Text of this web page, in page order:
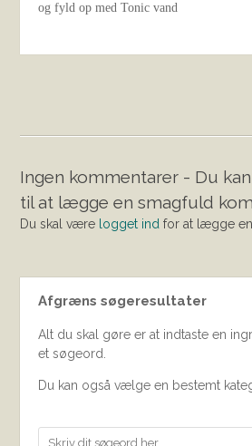
og fyld op med Tonic vand
Ingen kommentarer - Du
til at lægge en smagfuld
Du skal være logget ind for at lægge
Afgræns søgeresultater
Alt du skal gøre er at indtaste en
et søgeord.
Du kan også vælge en bestemt